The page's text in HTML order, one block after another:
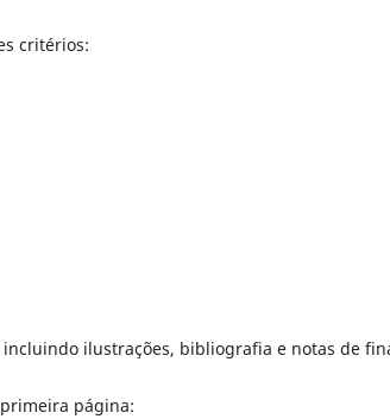
critérios:
ilustrações, bibliografia e notas de
página: